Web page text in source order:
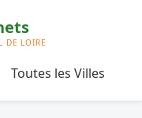
Toutes les Villes